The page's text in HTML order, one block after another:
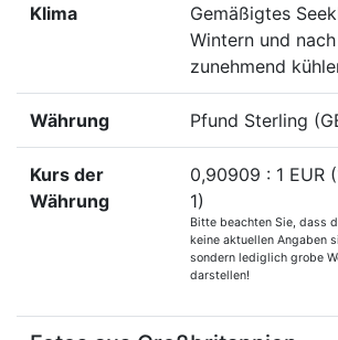
Klima
Gemäßigtes
Wintern und
zunehmend
Währung Pfund Sterling
Kurs der
Währung
0,90909 : 1 EUR
1)
Bitte beachten Sie, dass
keine aktuellen Angaben
sondern lediglich grobe
darstellen!